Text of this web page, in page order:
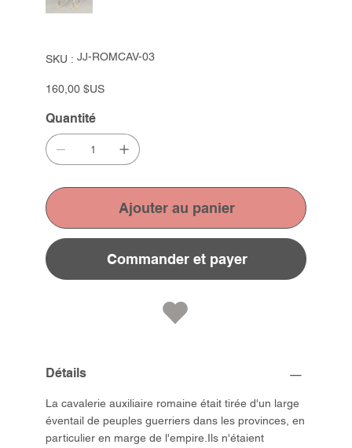
SKU :
SKU
JJ-
JJ-ROMCAV-03
Prix
160,00 $US
Quantité
Ajouter au panier
Commander et payer
Détails
La cavalerie auxiliaire romaine était tirée d'un large
éventail de peuples guerriers dans les provinces, en
particulier en marge de l'empire.Ils n'étaient